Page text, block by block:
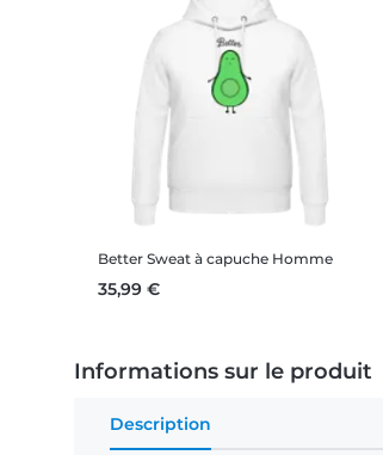
Better Sweat à capuche Homme
35,99 €
Informations sur le produit
Description